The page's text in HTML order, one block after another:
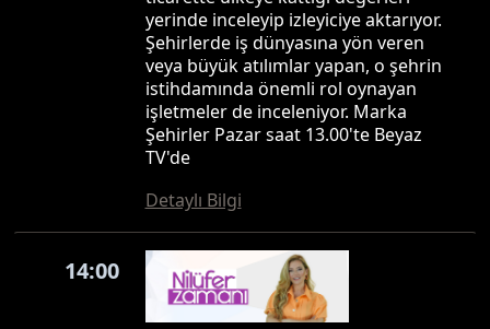
yerinde inceleyip izleyiciye aktarıyor.
Şehirlerde iş dünyasına yön veren
veya büyük atılımlar yapan, o şehrin
istihdamında önemli rol oynayan
işletmeler de inceleniyor. Marka
Şehirler Pazar saat 13.00'te Beyaz
TV'de
Detaylı Bilgi
14:00